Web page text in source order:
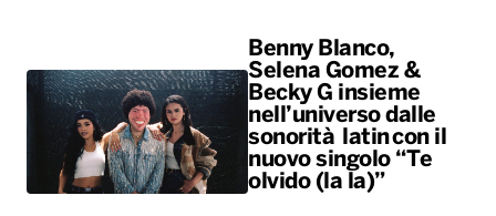
Benny Blanco,
Selena Gomez &
Becky G insieme
nell’universo dalle
sonorità latin con il
nuovo singolo “Te
olvido (la la)”